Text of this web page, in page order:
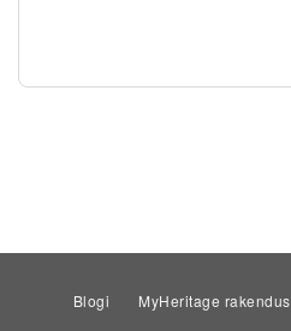
Blogi MyHeritage rakendus